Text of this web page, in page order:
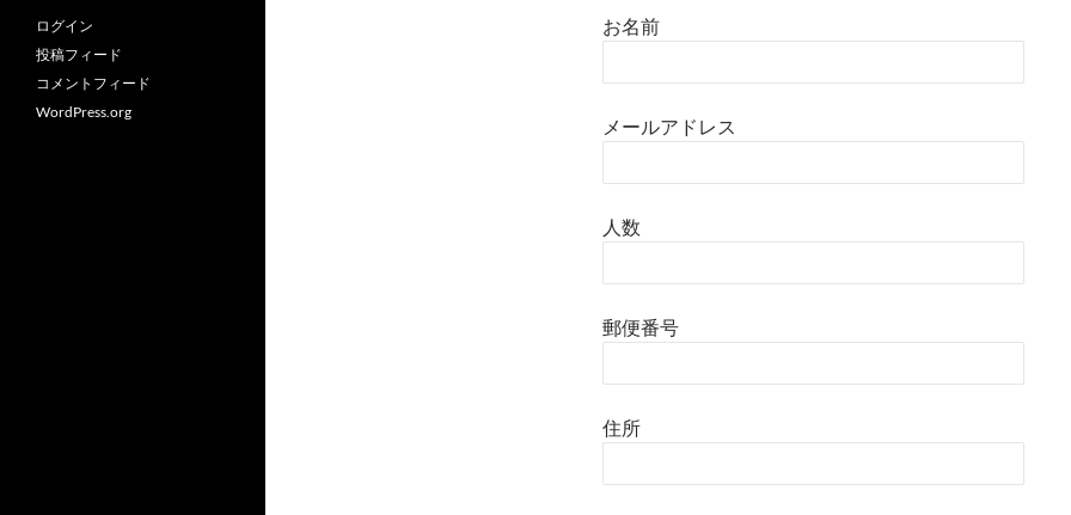
お名前
メールアドレス
人数
郵便番号
住所
ログイン
投稿フィード
コメントフィード
WordPress.org